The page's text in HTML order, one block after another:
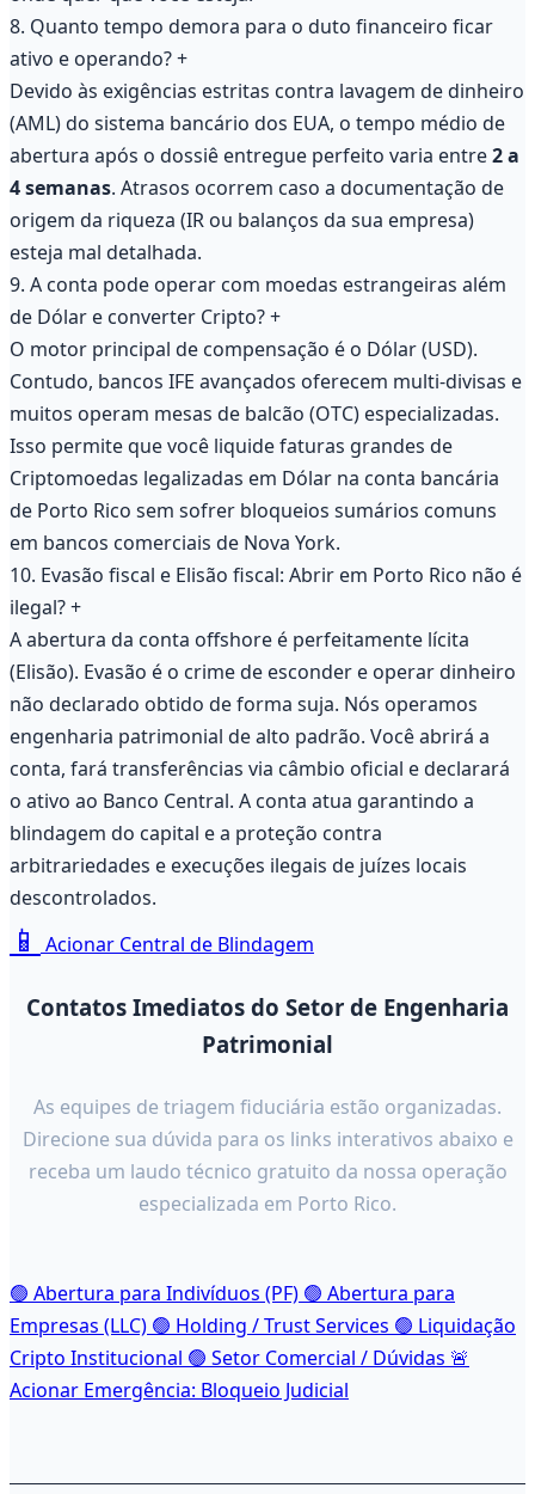
8. Quanto tempo demora para o duto financeiro ficar
ativo e operando?+
Devido às exigências estritas contra lavagem de dinheiro
(AML) do sistema bancário dos EUA, o tempo médio de
abertura após o dossiê entregue perfeito varia entre2 a
4 semanas. Atrasos ocorrem caso a documentação de
origem da riqueza (IR ou balanços da sua empresa)
esteja mal detalhada.
9. A conta pode operar com moedas estrangeiras além
de Dólar e converter Cripto?+
O motor principal de compensação é o Dólar (USD).
Contudo, bancos IFE avançados oferecem multi-divisas e
muitos operam mesas de balcão (OTC) especializadas.
Isso permite que você liquide faturas grandes de
Criptomoedas legalizadas em Dólar na conta bancária
de Porto Rico sem sofrer bloqueios sumários comuns
em bancos comerciais de Nova York.
10. Evasão fiscal e Elisão fiscal: Abrir em Porto Rico não é
ilegal?+
A abertura da conta offshore é perfeitamente lícita
(Elisão). Evasão é o crime de esconder e operar dinheiro
não declarado obtido de forma suja. Nós operamos
engenharia patrimonial de alto padrão. Você abrirá a
conta, fará transferências via câmbio oficial e declarará
o ativo ao Banco Central. A conta atua garantindo a
blindagem do capital e a proteção contra
arbitrariedades e execuções ilegais de juízes locais
descontrolados.
📱 Acionar Central de Blindagem
Contatos Imediatos do Setor de Engenharia
Patrimonial
As equipes de triagem fiduciária estão organizadas.
Direcione sua dúvida para os links interativos abaixo e
receba um laudo técnico gratuito da nossa operação
especializada em Porto Rico.
🟢 Abertura para Indivíduos (PF) 🟢 Abertura para
Empresas (LLC) 🟢 Holding / Trust Services 🟢 Liquidação
Cripto Institucional 🟢 Setor Comercial / Dúvidas 🚨
Acionar Emergência: Bloqueio Judicial